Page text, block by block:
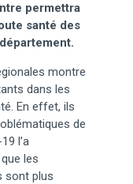
permettra
santé des
montre
dans les
En effet, ils
de
l’a
les
sont plus